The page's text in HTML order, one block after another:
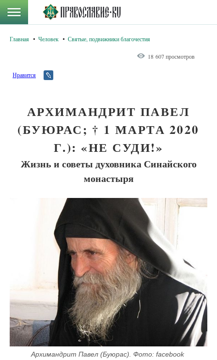
Главная Человек Святые, подвижники благочестия
18 607 просмотров
Нравится
АРХИМАНДРИТ ПАВЕЛ
(БУЮРАС; † 1 МАРТА 2020
Г.): «НЕ СУДИ!»
Жизнь и советы духовника Синайского
монастыря
Архимандрит Павел (Буюрас). Фото: facebook